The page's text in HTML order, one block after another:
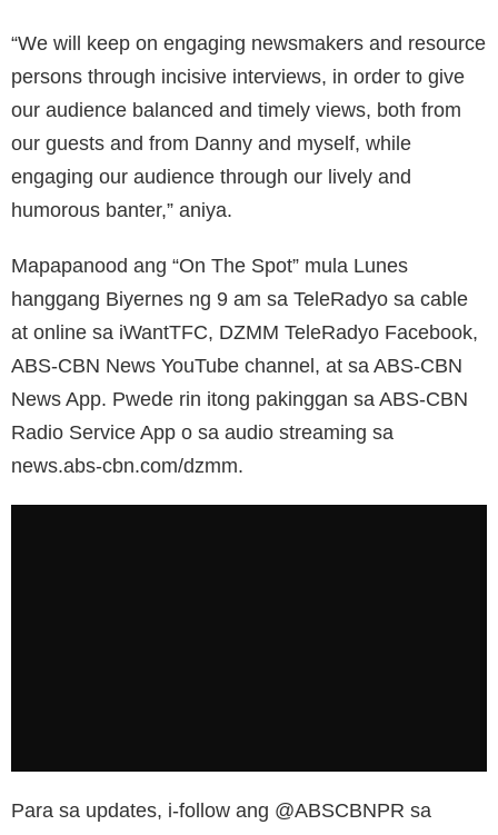
“We will keep on engaging newsmakers and resource
persons through incisive interviews, in order to give
our audience balanced and timely views, both from
our guests and from Danny and myself, while
engaging our audience through our lively and
humorous banter,” aniya.
Mapapanood ang “On The Spot” mula Lunes
hanggang Biyernes ng 9 am sa TeleRadyo sa cable
at online sa iWantTFC, DZMM TeleRadyo Facebook,
ABS-CBN News YouTube channel, at sa ABS-CBN
News App. Pwede rin itong pakinggan sa ABS-CBN
Radio Service App o sa audio streaming sa
news.abs-cbn.com/dzmm.
Para sa updates, i-follow ang @ABSCBNPR sa